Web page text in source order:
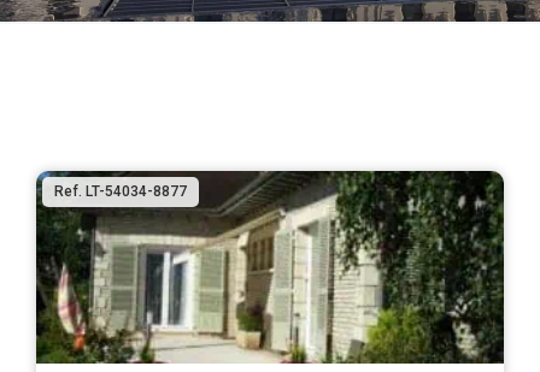
Ref. LT-54034-8877